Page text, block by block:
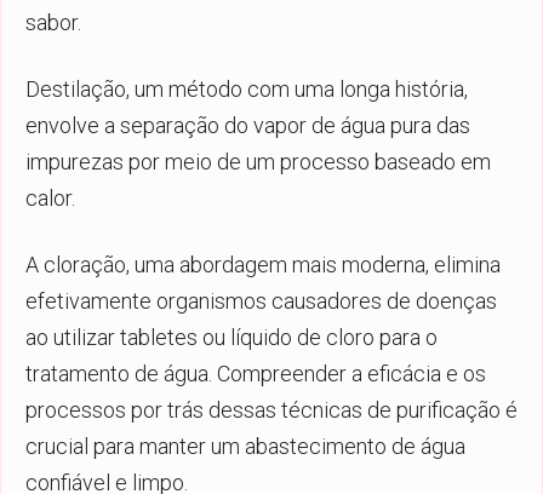
sabor.
Destilação, um método com uma longa história,
envolve a separação do vapor de água pura das
impurezas por meio de um processo baseado em
calor.
A cloração, uma abordagem mais moderna, elimina
efetivamente organismos causadores de doenças
ao utilizar tabletes ou líquido de cloro para o
tratamento de água. Compreender a eficácia e os
processos por trás dessas técnicas de purificação é
crucial para manter um abastecimento de água
confiável e limpo.